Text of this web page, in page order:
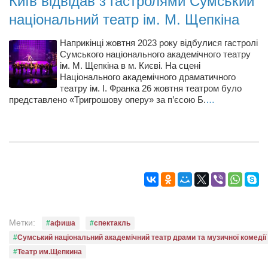
Режиссёры
Надія Белокур
Анна Гидора
Леонтий Костур
Римма Миленкова
Гостиная
Он и Она
національний театр ім. М. Щепкіна
Наприкінці жовтня 2023 року відбулися гастролі
Сумського національного академічного театру
ім. М. Щепкіна в м. Києві. На сцені
Національного академічного драматичного
театру ім. І. Франка 26 жовтня театром було
представлено «Тригрошову оперу» за п’єсою Б.…
Метки: афиша
спектакль
Сумський національний академічний театр драми та музичної
Театр им.Щепкина